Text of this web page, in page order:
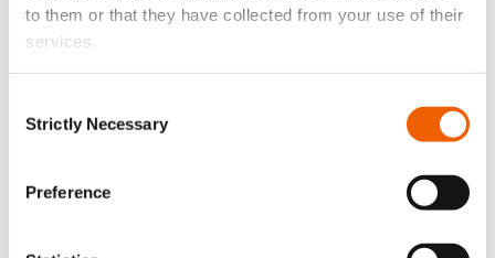
to them or that they have collected from your use of their
services.
Selection
Strictly Necessary
Preference
Θα δεχόσουν κάτι λιγότερο από το
Πάρε προσφορά